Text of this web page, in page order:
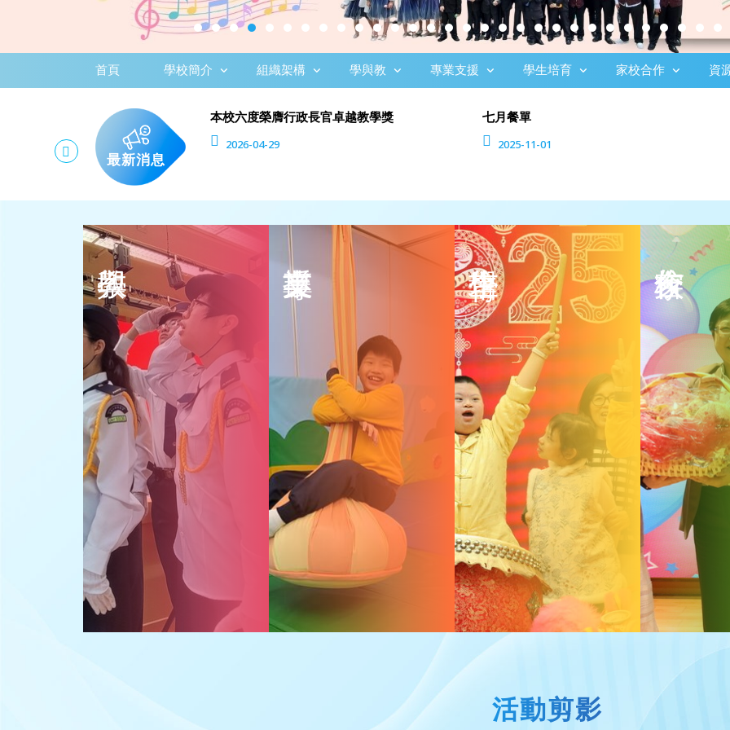
首頁 學校簡介 組織架構 學與教 專業支援 學生培育 家校合作 資
最新消息
本校六度榮膺行政長官卓越教學獎
2026-04-29
七月餐單
2025-11-01
課程概覽
主體課程
輔助課程
高中課程
家課政策
功能性核心學習
改善非華語學生的中文學與教
(Enhanced Chinese
Learning and Teaching for
Non-Chinese Speaking
Students)
社工組
護理組
領袖訓練
自我挑戰
關愛行動
個人成長
啟發潛能
委員名單
家長學堂
家校通訊
家教會快訊
家長資源中心
家長校董選舉
活動剪影